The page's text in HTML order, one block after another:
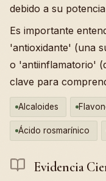
debido a su
Es importante
'antioxidante' (una
o 'antiinflamatorio'
clave para
Alcaloides
Ácido rosmarínico
Evidencia